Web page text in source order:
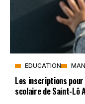
EDUCATION
Les inscriptions
scolaire de Saint-Lô